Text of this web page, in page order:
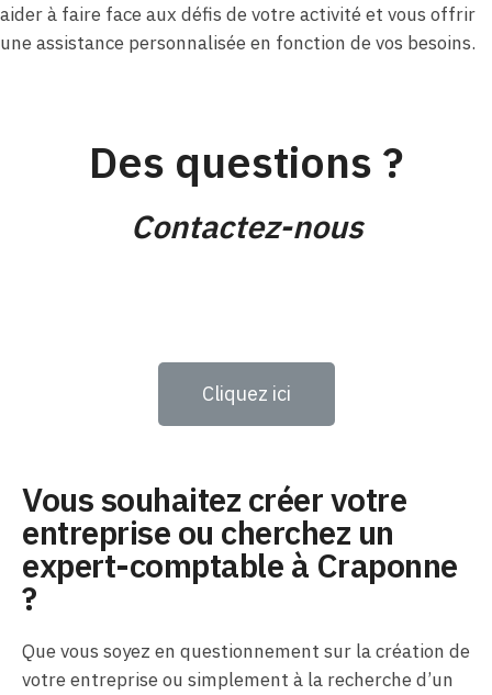
aider à faire face aux défis de votre activité et vous offrir
une assistance personnalisée en fonction de vos besoins.
Des questions ?
Contactez-nous
Cliquez ici
Vous souhaitez créer votre
entreprise ou cherchez un
expert-comptable à Craponne
?
Que vous soyez en questionnement sur la création de
votre entreprise ou simplement à la recherche d’un